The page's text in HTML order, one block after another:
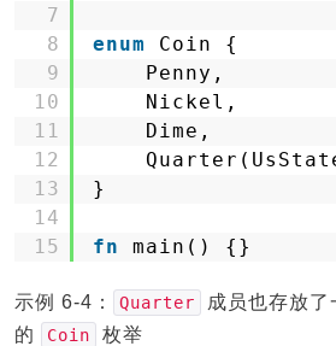
7
8
9
10
11
12
13
14
15
enum
Coin {
Penny,
Nickel,
Dime,
}
fn main() {}
示例 6-4： Quarter 成员也存放了
的
Coin 枚举